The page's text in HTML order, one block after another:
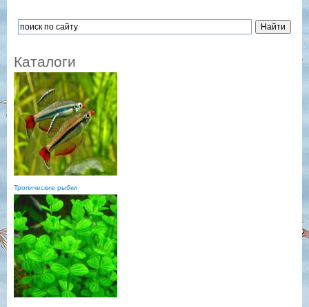
Каталоги
Тропические рыбки